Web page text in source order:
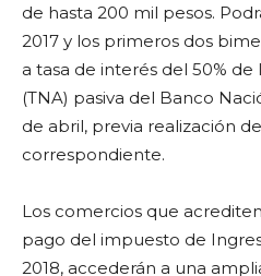
de hasta 200 mil pesos.
2017 y los primeros dos
a tasa de interés del 50% de
(TNA) pasiva del Banco
de abril, previa realización
correspondiente.
Los comercios que
pago del impuesto de
2018, accederán a una